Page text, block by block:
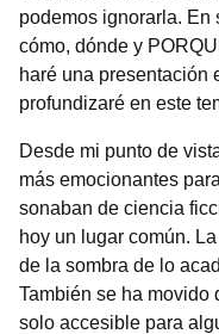
podemos ignorarla. En
cómo, dónde y
haré una presentación
profundizaré en este
Desde mi punto de
más emocionantes
sonaban de ciencia
hoy un lugar común.
de la sombra de lo
También se ha movido
solo accesible para